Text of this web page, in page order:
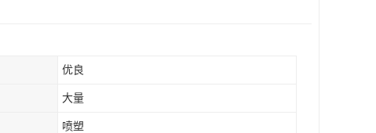
优良
大量
喷塑